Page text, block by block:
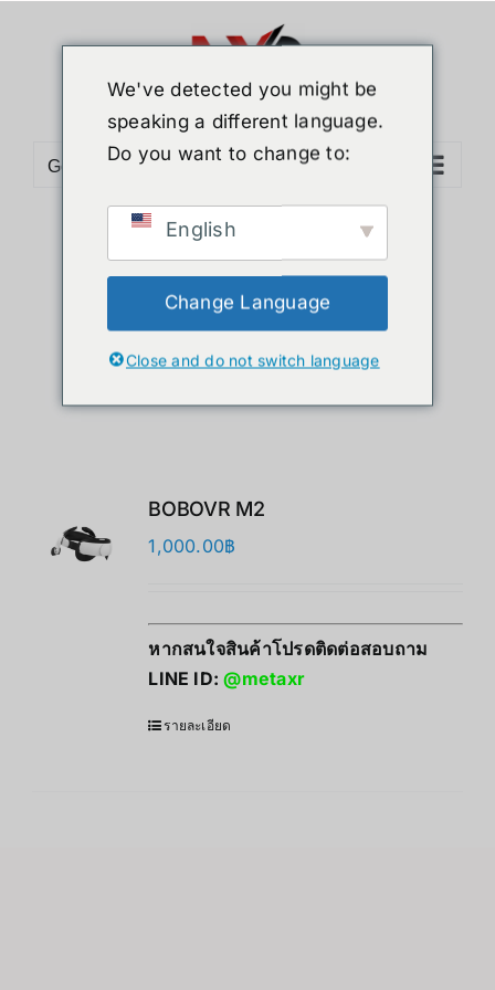
Go to...
Sort byName
Show36 Products
BOBOVR M2
1,000.00฿
หากสนใจสินค้าโปรดติดต่อสอบถาม
LINE ID:@metaxr
รายละเอียด
We've detected you might be
speaking a different language.
Do you want to change to:
English
Change Language
Close and do not switch language